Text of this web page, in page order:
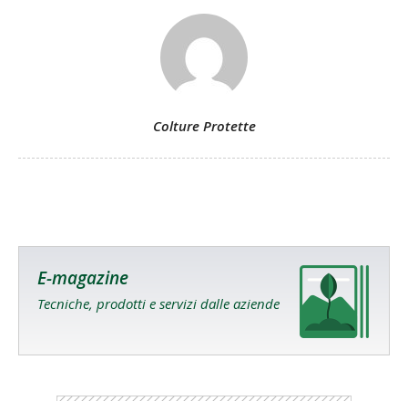
Colture Protette
E-magazine
Tecniche, prodotti e servizi dalle aziende